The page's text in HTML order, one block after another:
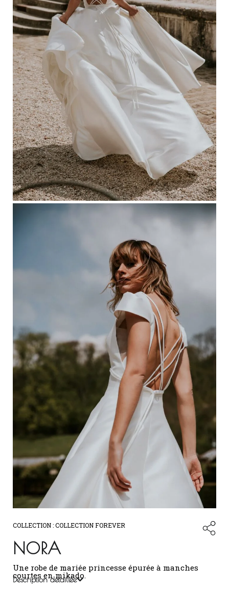
COLLECTION :COLLECTION FOREVER
NORA
Une robe de mariée princesse épurée à manches
courtes en mikado.
Description détaillée